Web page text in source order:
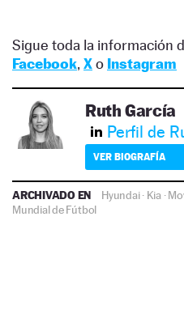
Sigue toda la información
Facebook, Xo Instagram
Ruth García
Perfil de
VER BIOGRAFÍA
ARCHIVADO EN Hyundai· Kia ·
Mundial de Fútbol